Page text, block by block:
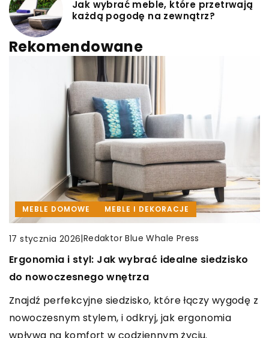
Jak wybrać meble, które przetrwają
każdą pogodę na zewnątrz?
Rekomendowane
ARANŻACJA WNĘTRZ SYPIALNIA I ŁAZIENKA
1 listopada 2023|Łucja Jabłońska
Jak wybrać idealne miejsce na książki i
akcesoria w domu?
Poradnik jak umiejętnie organizować książki i
akcesoria w domu. Twórz przestrzeń, która
inspiruje do czytania i pomaga utrzymać
INNE
6 czerwca 2025|Redaktor Blue Whale Press
Jakie czynniki warto wziąć pod uwagę przy
wyborze odpowiedniej pompy do specyficznych
zastosowań?
Dowiedz się, na co zwrócić uwagę przy wyborze
MEBLE DOMOWE MEBLE I DEKORACJE
17 stycznia 2026|Redaktor Blue Whale Press
Ergonomia i styl: Jak wybrać idealne siedzisko
do nowoczesnego wnętrza
Znajdź perfekcyjne siedzisko, które łączy wygodę z
nowoczesnym stylem, i odkryj, jak ergonomia